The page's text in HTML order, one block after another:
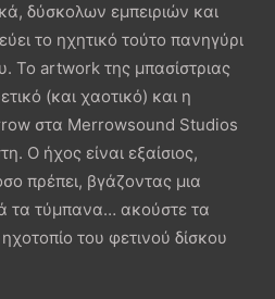
δύσκολων εμπειριών και
το ηχητικό τούτο πανηγύρι
Το artwork της μπασίστριας
(και χαοτικό) και η
στα Merrowsound Studios
Ο ήχος είναι εξαίσιος,
πρέπει, βγάζοντας μια
τα τύμπανα… ακούστε τα
του φετινού δίσκου